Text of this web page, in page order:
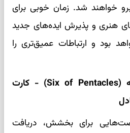
خواهند شد. زمان خوبی برای
هنری و پذیرش ایده‌های جدید
بود و ارتباطات عمیق‌تری را
اردیبهشت : شش سکه (Six of Pentacles) - کارت
برای بخشش، دریافت